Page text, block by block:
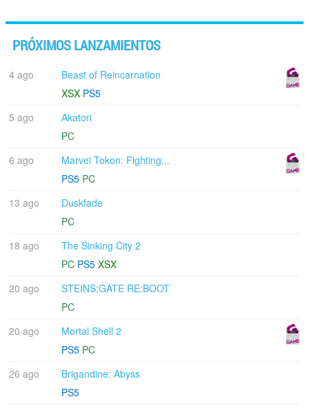
PRÓXIMOS LANZAMIENTOS
4 ago
Beast of Reincarnation
XSX PS5
5 ago
Akatori
PC
6 ago
Marvel Tokon: Fighting...
PS5 PC
13 ago
Duskfade
PC
18 ago
The Sinking City 2
PC PS5 XSX
20 ago
STEINS;GATE RE:BOOT
PC
20 ago
Mortal Shell 2
PS5 PC
26 ago
Brigandine: Abyss
PS5